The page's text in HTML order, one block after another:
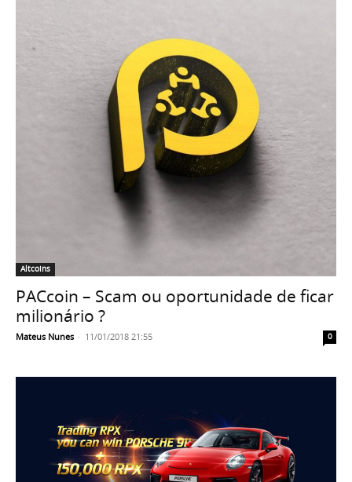
Altcoins
PACcoin – Scam ou oportunidade de ficar
milionário ?
Mateus Nunes - 11/01/2018 21:55 0